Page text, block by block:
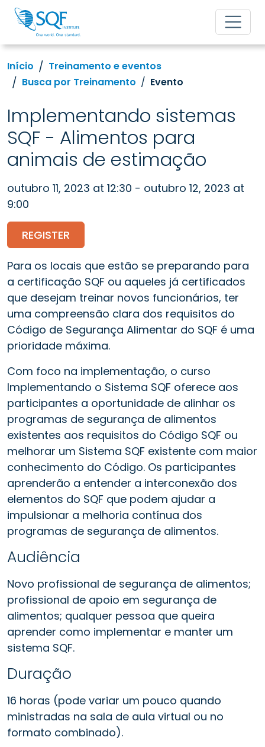
Início
Treinamento e eventos
Busca por Treinamento
Evento
Implementando sistemas
SQF - Alimentos para
animais de estimação
outubro 11, 2023 at 12:30 - outubro 12, 2023 at
9:00
REGISTER
Para os locais que estão se preparando para
a certificação SQF ou aqueles já certificados
que desejam treinar novos funcionários, ter
uma compreensão clara dos requisitos do
Código de Segurança Alimentar do SQF é uma
prioridade máxima.
Com foco na implementação, o curso
Implementando o Sistema SQF oferece aos
participantes a oportunidade de alinhar os
programas de segurança de alimentos
existentes aos requisitos do Código SQF ou
melhorar um Sistema SQF existente com maior
conhecimento do Código. Os participantes
aprenderão a entender a interconexão dos
elementos do SQF que podem ajudar a
impulsionar a melhoria contínua dos
programas de segurança de alimentos.
Audiência
Novo profissional de segurança de alimentos;
profissional de apoio em segurança de
alimentos; qualquer pessoa que queira
aprender como implementar e manter um
sistema SQF.
Duração
16 horas (pode variar um pouco quando
ministradas na sala de aula virtual ou no
formato combinado).